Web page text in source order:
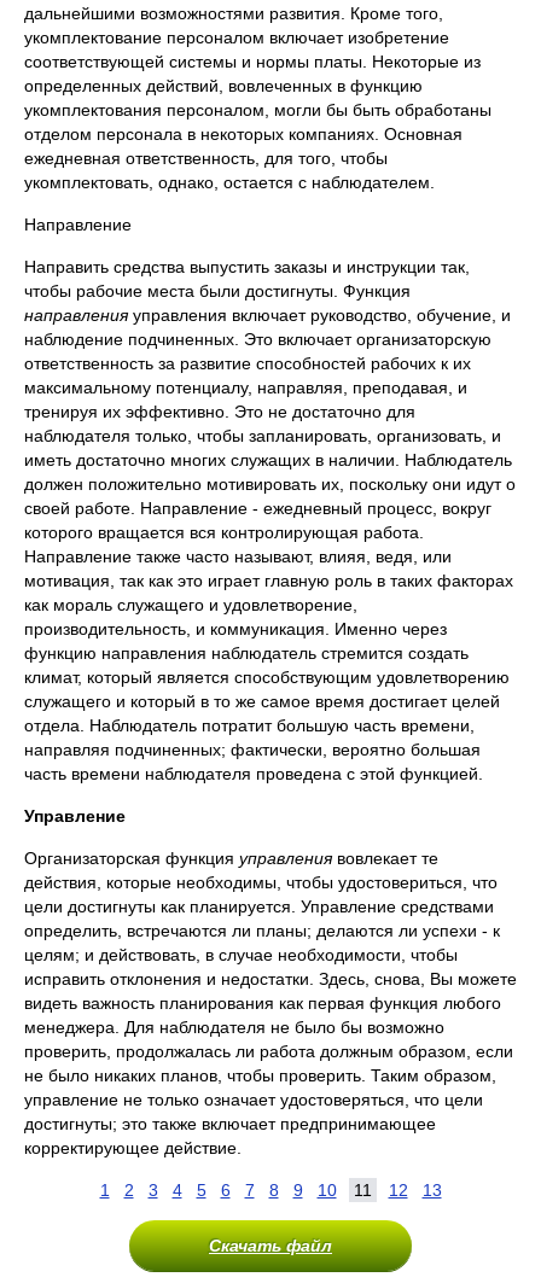
дальнейшими возможностями развития. Кроме того,
укомплектование персоналом включает изобретение
соответствующей системы и нормы платы. Некоторые из
определенных действий, вовлеченных в функцию
укомплектования персоналом, могли бы быть обработаны
отделом персонала в некоторых компаниях. Основная
ежедневная ответственность, для того, чтобы
укомплектовать, однако, остается с наблюдателем.
Направление
Направить средства выпустить заказы и инструкции так,
чтобы рабочие места были достигнуты. Функция
направленияуправления включает руководство, обучение, и
наблюдение подчиненных. Это включает организаторскую
ответственность за развитие способностей рабочих к их
максимальному потенциалу, направляя, преподавая, и
тренируя их эффективно. Это не достаточно для
наблюдателя только, чтобы запланировать, организовать, и
иметь достаточно многих служащих в наличии. Наблюдатель
должен положительно мотивировать их, поскольку они идут о
своей работе. Направление - ежедневный процесс, вокруг
которого вращается вся контролирующая работа.
Направление также часто называют, влияя, ведя, или
мотивация, так как это играет главную роль в таких факторах
как мораль служащего и удовлетворение,
производительность, и коммуникация. Именно через
функцию направления наблюдатель стремится создать
климат, который является способствующим удовлетворению
служащего и который в то же самое время достигает целей
отдела. Наблюдатель потратит большую часть времени,
направляя подчиненных; фактически, вероятно большая
часть времени наблюдателя проведена с этой функцией.
Управление
Организаторская функция управления вовлекает те
действия, которые необходимы, чтобы удостовериться, что
цели достигнуты как планируется. Управление средствами
определить, встречаются ли планы; делаются ли успехи - к
целям; и действовать, в случае необходимости, чтобы
исправить отклонения и недостатки. Здесь, снова, Вы можете
видеть важность планирования как первая функция любого
менеджера. Для наблюдателя не было бы возможно
проверить, продолжалась ли работа должным образом, если
не было никаких планов, чтобы проверить. Таким образом,
управление не только означает удостоверяться, что цели
достигнуты; это также включает предпринимающее
корректирующее действие.
1 2 3 4 5 6 7 8 9 10 11 12 13
Скачать файл